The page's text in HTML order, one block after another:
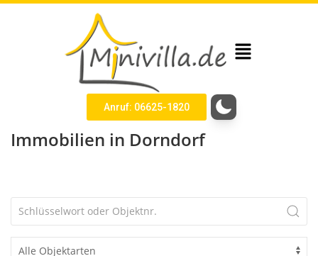
Anruf: 06625-1820
Immobilien in Dorndorf